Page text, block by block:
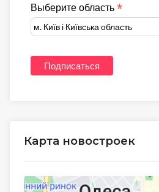
Выберите область *
Карта новостроек